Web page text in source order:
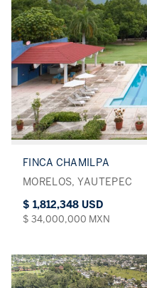
FINCA CHAMILPA
MORELOS, YAUTEPEC
$ 1,812,348 USD
$ 34,000,000 MXN